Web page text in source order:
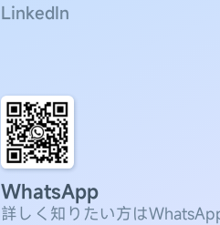
LinkedIn
WhatsApp
詳しく知りたい方は